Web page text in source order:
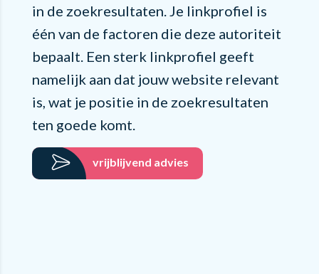
in de zoekresultaten. Je linkprofiel is
één van de factoren die deze autoriteit
bepaalt. Een sterk linkprofiel geeft
namelijk aan dat jouw website relevant
is, wat je positie in de zoekresultaten
ten goede komt.
vrijblijvend advies